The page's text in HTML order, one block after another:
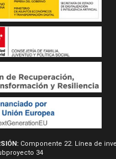
Componente 22. Línea de
34